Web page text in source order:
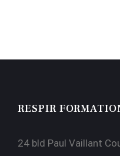
RESPIR
24 bld Paul Vaillant